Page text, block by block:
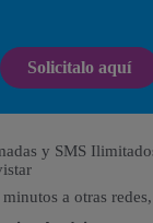
Solicitalo aquí
y SMS
minutos a otras